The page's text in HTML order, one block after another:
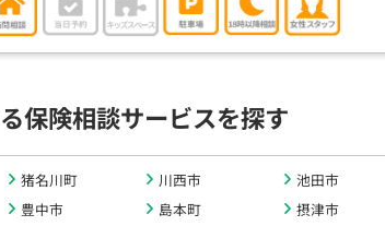
保険相談サービスを探す
猪名川町 川西市 池田市
豊中市 島本町 摂津市